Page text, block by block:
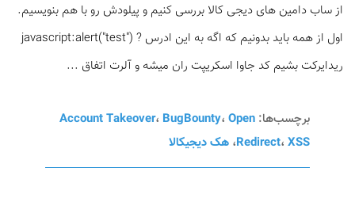
از ساب دامین های دیجی کالا بررسی کنیم و پیلودش رو با هم بنویسیم.
اول از همه باید بدونیم که اگه به این ادرس ? javascript:alert("test")
ریدایرکت بشیم کد جاوا اسکریپت ران میشه و آلرت اتفاق ...
برچسب‌ها: Account Takeover، BugBounty،Open
Redirect،XSS ، هک دیجیکالا